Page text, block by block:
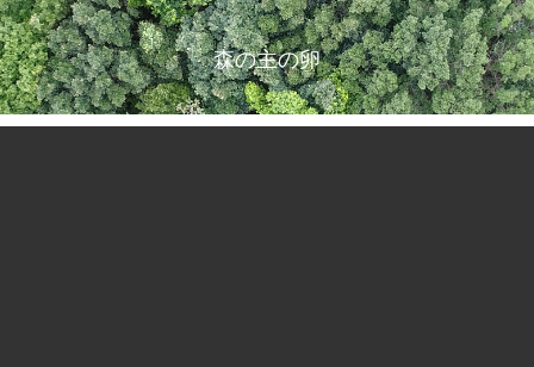
森の主の卵